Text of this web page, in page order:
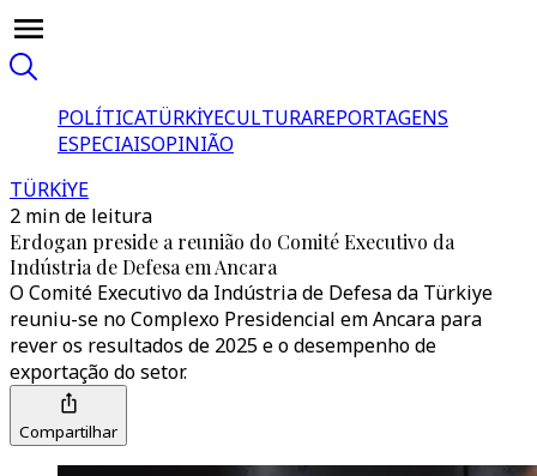
POLÍTICATÜRKİYECULTURAREPORTAGENS
ESPECIAISOPINIÃO
TÜRKİYE
2 min de leitura
Erdogan preside a reunião do Comité Executivo da
Indústria de Defesa em Ancara
O Comité Executivo da Indústria de Defesa da Türkiye
reuniu-se no Complexo Presidencial em Ancara para
rever os resultados de 2025 e o desempenho de
exportação do setor.
Compartilhar